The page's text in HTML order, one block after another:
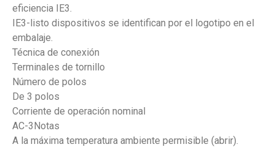
eficiencia IE3.
IE3-listo dispositivos se identifican por el logotipo en el
embalaje.
Técnica de conexión
Terminales de tornillo
Número de polos
De 3 polos
Corriente de operación nominal
AC-3Notas
A la máxima temperatura ambiente permisible (abrir).